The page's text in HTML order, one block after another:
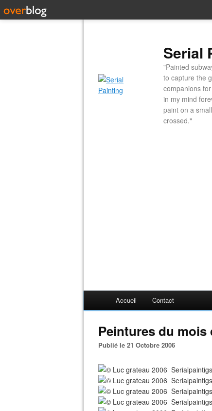
Serial
"Painted
to capture the
companions
in my mind
paint on a
crossed."
Accueil Contact
Peintures du
Publié le 21 Octobre 2006